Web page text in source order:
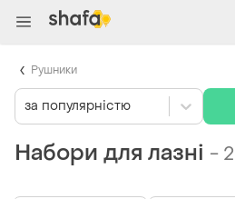
Набори для лазні -
за популярністю
Рушники